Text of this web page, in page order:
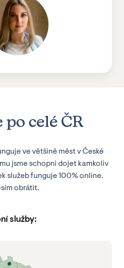
celé ČR
ve většině měst v České
jsme schopni dojet kamkoliv
služeb funguje 100% online.
obrátit.
služby: